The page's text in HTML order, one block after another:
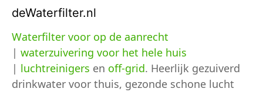
deWaterfilter.nl
Waterfilter voor op de aanrecht
| waterzuivering voor het hele huis
| luchtreinigers en off-grid. Heerlijk gezuiverd
drinkwater voor thuis, gezonde schone lucht